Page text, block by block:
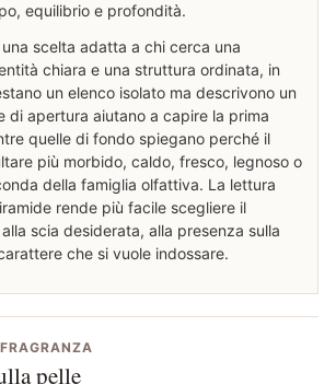
equilibrio e profondità.
scelta adatta a chi cerca una
chiara e una struttura ordinata, in
un elenco isolato ma descrivono un
di apertura aiutano a capire la prima
quelle di fondo spiegano perché il
più morbido, caldo, fresco, legnoso o
della famiglia olfattiva. La lettura
rende più facile scegliere il
scia desiderata, alla presenza sulla
che si vuole indossare.
pelle